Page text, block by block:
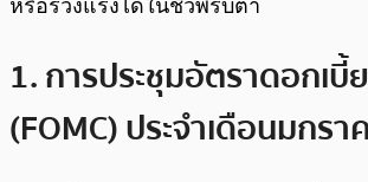
หรือร่วงแรงได้ในชั่วพริบตา
1. การประชุมอัตราดอกเบี้
(FOMC) ประจำเดือนมกรา